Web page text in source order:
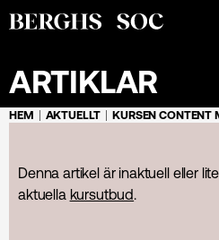
ARTIKLAR
HEM AKTUELLT KURSEN CONTENT
Denna artikel är inaktuell eller
aktuella kursutbud.